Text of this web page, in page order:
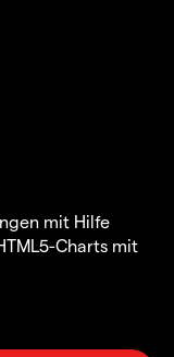
mit Hilfe
Charts mit